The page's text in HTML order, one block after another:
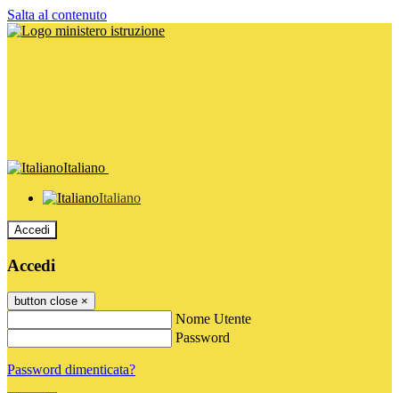
Salta al contenuto
Italiano
Italiano
Accedi
Accedi
button close ×
Nome Utente
Password
Password dimenticata?